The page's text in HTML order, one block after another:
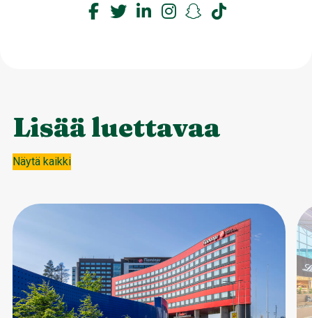
Lisää luettavaa
Näytä kaikki